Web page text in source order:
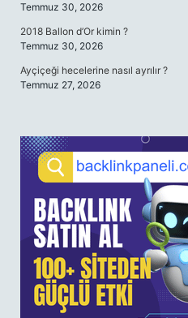
Temmuz 30, 2026
2018 Ballon d’Or kimin ?
Temmuz 30, 2026
Ayçiçeği hecelerine nasıl ayrılır ?
Temmuz 27, 2026